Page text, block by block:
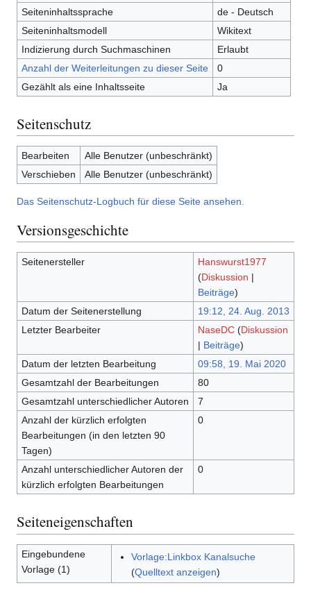
Seiteninhaltssprache
de - Deutsch
Seiteninhaltsmodell
Wikitext
Indizierung durch Suchmaschinen
Erlaubt
Anzahl der Weiterleitungen zu dieser Seite
0
Gezählt als eine Inhaltsseite
Ja
Seitenschutz
Bearbeiten
Alle Benutzer (unbeschränkt)
Verschieben
Alle Benutzer (unbeschränkt)
Das Seitenschutz-Logbuch für diese Seite ansehen.
Versionsgeschichte
Seitenersteller
Hanswurst1977
(Diskussion |
Beiträge)
Datum der Seitenerstellung
19:12, 24. Aug. 2013
Letzter Bearbeiter
NaseDC (Diskussion
| Beiträge)
Datum der letzten Bearbeitung
09:58, 19. Mai 2020
Gesamtzahl der Bearbeitungen
80
Gesamtzahl unterschiedlicher Autoren
7
Anzahl der kürzlich erfolgten
Bearbeitungen (in den letzten 90
Tagen)
0
Anzahl unterschiedlicher Autoren der
kürzlich erfolgten Bearbeitungen
0
Seiteneigenschaften
Eingebundene
Vorlage (1)
Vorlage:Linkbox Kanalsuche
(Quelltext anzeigen)